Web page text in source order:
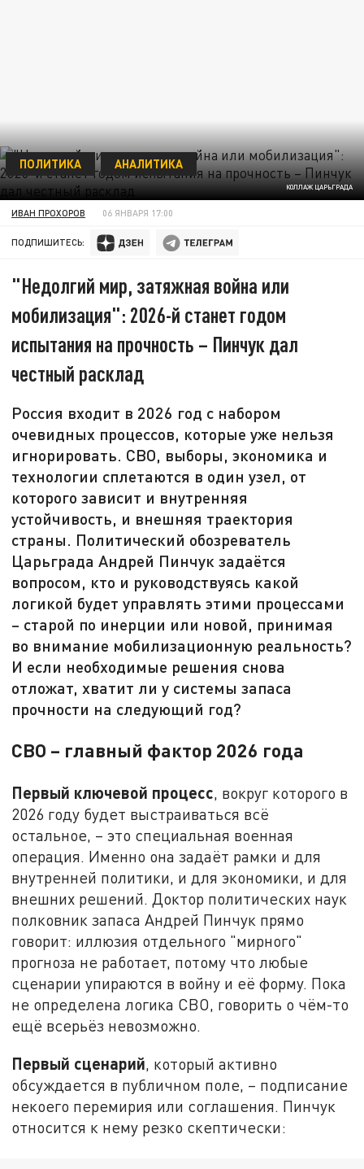
КОЛЛАЖ ЦАРЬГРАДА
ПОЛИТИКА АНАЛИТИКА
ИВАН ПРОХОРОВ 06 ЯНВАРЯ 17:00
ПОДПИШИТЕСЬ:
"Недолгий мир, затяжная война или
мобилизация": 2026-й станет годом
испытания на прочность – Пинчук дал
честный расклад
Россия входит в 2026 год с набором
очевидных процессов, которые уже нельзя
игнорировать. СВО, выборы, экономика и
технологии сплетаются в один узел, от
которого зависит и внутренняя
устойчивость, и внешняя траектория
страны. Политический обозреватель
Царьграда Андрей Пинчук задаётся
вопросом, кто и руководствуясь какой
логикой будет управлять этими процессами
– старой по инерции или новой, принимая
во внимание мобилизационную реальность?
И если необходимые решения снова
отложат, хватит ли у системы запаса
прочности на следующий год?
СВО – главный фактор 2026 года
Первый ключевой процесс, вокруг которого в
2026 году будет выстраиваться всё
остальное, – это специальная военная
операция. Именно она задаёт рамки и для
внутренней политики, и для экономики, и для
внешних решений. Доктор политических наук
полковник запаса Андрей Пинчук прямо
говорит: иллюзия отдельного "мирного"
прогноза не работает, потому что любые
сценарии упираются в войну и её форму. Пока
не определена логика СВО, говорить о чём-то
ещё всерьёз невозможно.
Первый сценарий, который активно
обсуждается в публичном поле, – подписание
некоего перемирия или соглашения. Пинчук
относится к нему резко скептически: